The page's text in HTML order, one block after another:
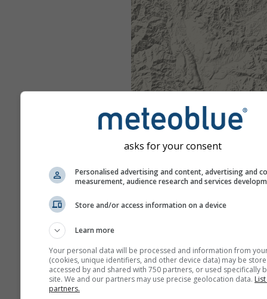
asks for your consent
Personalised advertising and content, advertising and
measurement, audience research and services
Store and/or access information on a device
Learn more
Your personal data will be processed and information from
(cookies, unique identifiers, and other device data) may be
accessed by and shared with 750 partners, or used specifically
site. We and our partners may use precise geolocation data.
partners.